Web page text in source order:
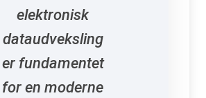
elektronisk
dataudveksling
er fundamentet
for en moderne